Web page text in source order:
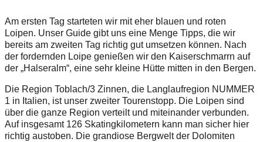
Am ersten Tag starteten wir mit eher blauen und roten
Loipen. Unser Guide gibt uns eine Menge Tipps, die wir
bereits am zweiten Tag richtig gut umsetzen können. Nach
der fordernden Loipe genießen wir den Kaiserschmarrn auf
der „Halseralm“, eine sehr kleine Hütte mitten in den Bergen.
Die Region Toblach/3 Zinnen, die Langlaufregion NUMMER
1 in Italien, ist unser zweiter Tourenstopp. Die Loipen sind
über die ganze Region verteilt und miteinander verbunden.
Auf insgesamt 126 Skatingkilometern kann man sicher hier
richtig austoben. Die grandiose Bergwelt der Dolomiten